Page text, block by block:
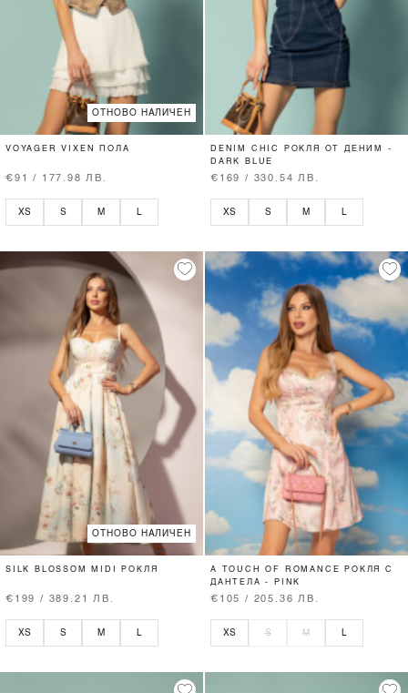
ОТНОВО НАЛИЧЕН
VOYAGER VIXEN ПОЛА
€91 / 177.98 ЛВ.
XS S M
DENIM CHIC РОКЛЯ ОТ ДЕНИМ -
DARK BLUE
€169 / 330.54 ЛВ.
XS S M
ОТНОВО НАЛИЧЕН
SILK BLOSSOM MIDI РОКЛЯ
€199 / 389.21 ЛВ.
XS S M L
A TOUCH OF ROMANCE РОКЛЯ С
ДАНТЕЛА - PINK
€105 / 205.36 ЛВ.
XS S M L